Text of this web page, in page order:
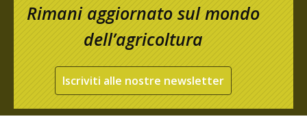
Rimani aggiornato sul mondo
dell’agricoltura
Iscriviti alle nostre newsletter